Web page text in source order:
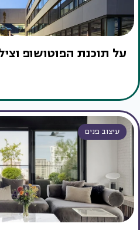
על תוכנת הפוטושופ
עיצוב פנים